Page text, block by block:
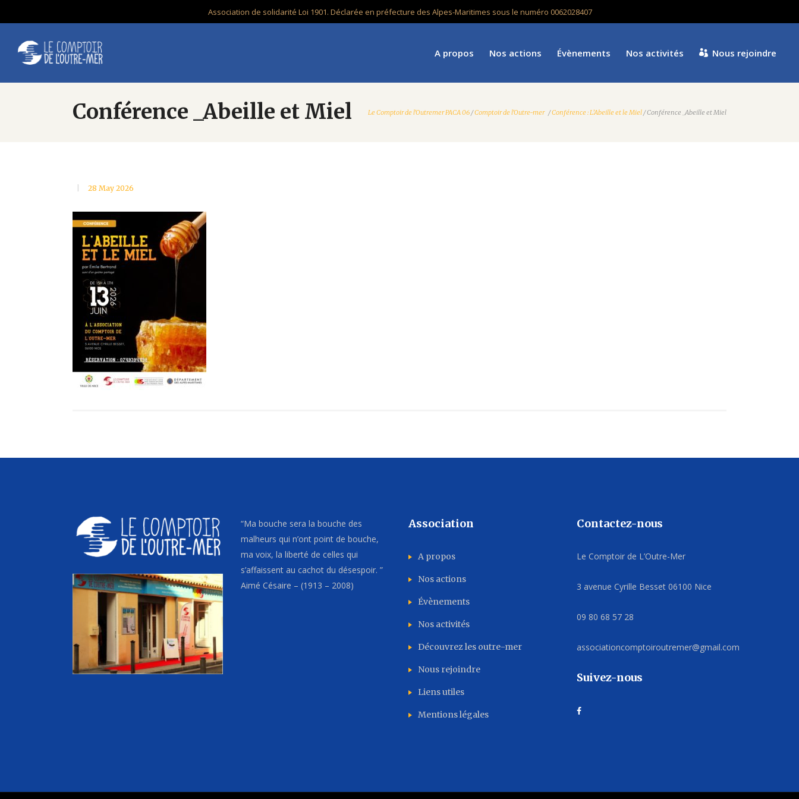
Association de solidarité Loi 1901. Déclarée en préfecture des Alpes-Maritimes sous le numéro 0062028407
A propos Nos actions Évènements Nos activités Nous rejoindre
Conférence _Abeille et Miel Le Comptoir de l'Outremer PACA 06 /Comptoir de l'Outre-mer /Conférence : L’Abeille et le Miel /Conférence _Abeille et Miel
28 May 2026
“Ma bouche sera la bouche des
malheurs qui n’ont point de bouche,
ma voix, la liberté de celles qui
s’affaissent au cachot du désespoir. ”
Aimé Césaire – (1913 – 2008)
Association
A propos
Nos actions
Évènements
Nos activités
Découvrez les outre-mer
Nous rejoindre
Liens utiles
Mentions légales
Contactez-nous
Le Comptoir de L’Outre-Mer
3 avenue Cyrille Besset 06100 Nice
09 80 68 57 28
associationcomptoiroutremer@gmail.com
Suivez-nous